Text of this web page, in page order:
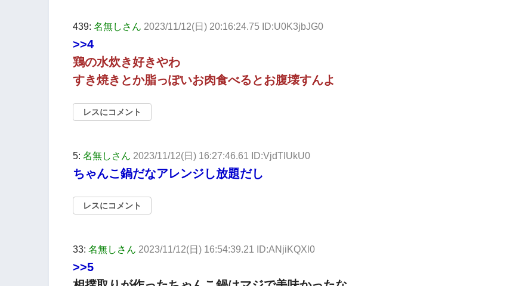
439: 名無しさん 2023/11/12(日) 20:16:24.75 ID:U0K3jbJG0
>>4
鶏の水炊き好きやわ
すき焼きとか脂っぽいお肉食べるとお腹壊すんよ
レスにコメント
5: 名無しさん 2023/11/12(日) 16:27:46.61 ID:VjdTIUkU0
ちゃんこ鍋だなアレンジし放題だし
レスにコメント
33: 名無しさん 2023/11/12(日) 16:54:39.21 ID:ANjiKQXl0
>>5